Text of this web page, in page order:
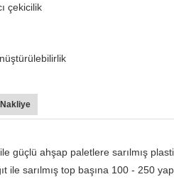
çekicilik
güçlü ahşap paletlere sarılmış
ile sarılmış top başına 100 - 250